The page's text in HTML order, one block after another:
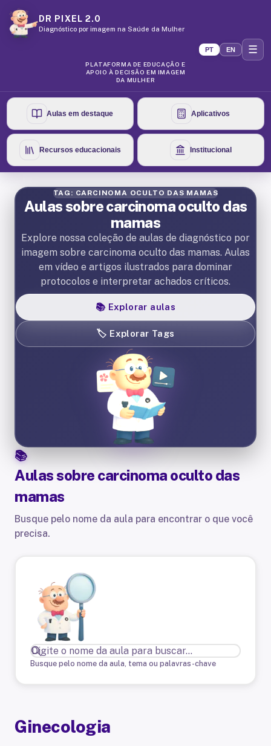
DR PIXEL 2.0
Diagnóstico por imagem na Saúde da Mulher
PLATAFORMA DE EDUCAÇÃO E
APOIO À DECISÃO EM IMAGEM
DA MULHER
PT EN ☰
Aulas em destaque Aplicativos
Recursos educacionais Institucional
TAG: CARCINOMA OCULTO DAS MAMAS
Aulas sobre carcinoma oculto das
mamas
Explore nossa coleção de aulas de diagnóstico por
imagem sobre carcinoma oculto das mamas. Aulas
em vídeo e artigos ilustrados para dominar
protocolos e interpretar achados críticos.
📚 Explorar aulas
🏷️ Explorar Tags
Aulas sobre carcinoma oculto das
mamas
Busque pelo nome da aula para encontrar o que você
precisa.
Busque pelo nome da aula, tema ou palavras-chave
Ginecologia